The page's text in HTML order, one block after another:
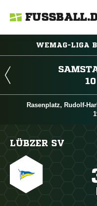
WEMAG-LIGA
Rasenplatz, Rudolf-
LÜBZER SV